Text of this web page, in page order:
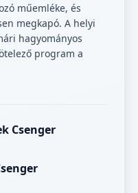
műemléke, és
megkapó. A helyi
hagyományos
program a
Csenger